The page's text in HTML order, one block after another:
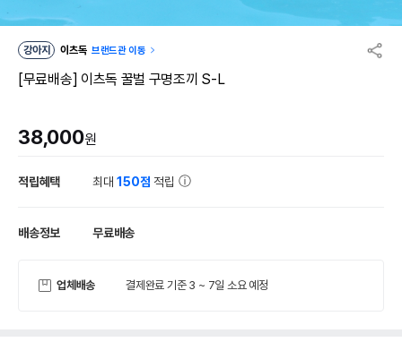
강아지 이츠독 브랜드관 이동
[무료배송] 이츠독 꿀벌 구명조끼 S-L
38,000원
적립혜택 최대150점 적립
배송정보 무료배송
업체배송 결제완료 기준 3 ~ 7일 소요 예정